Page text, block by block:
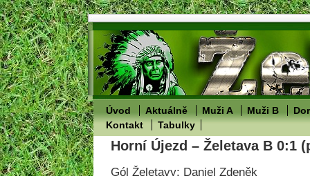
Úvod Aktuálně Muži A Muži B
Kontakt
Tabulky
Horní Újezd – Želetava B 0:1
Gól Želetavy: Daniel Zdeněk